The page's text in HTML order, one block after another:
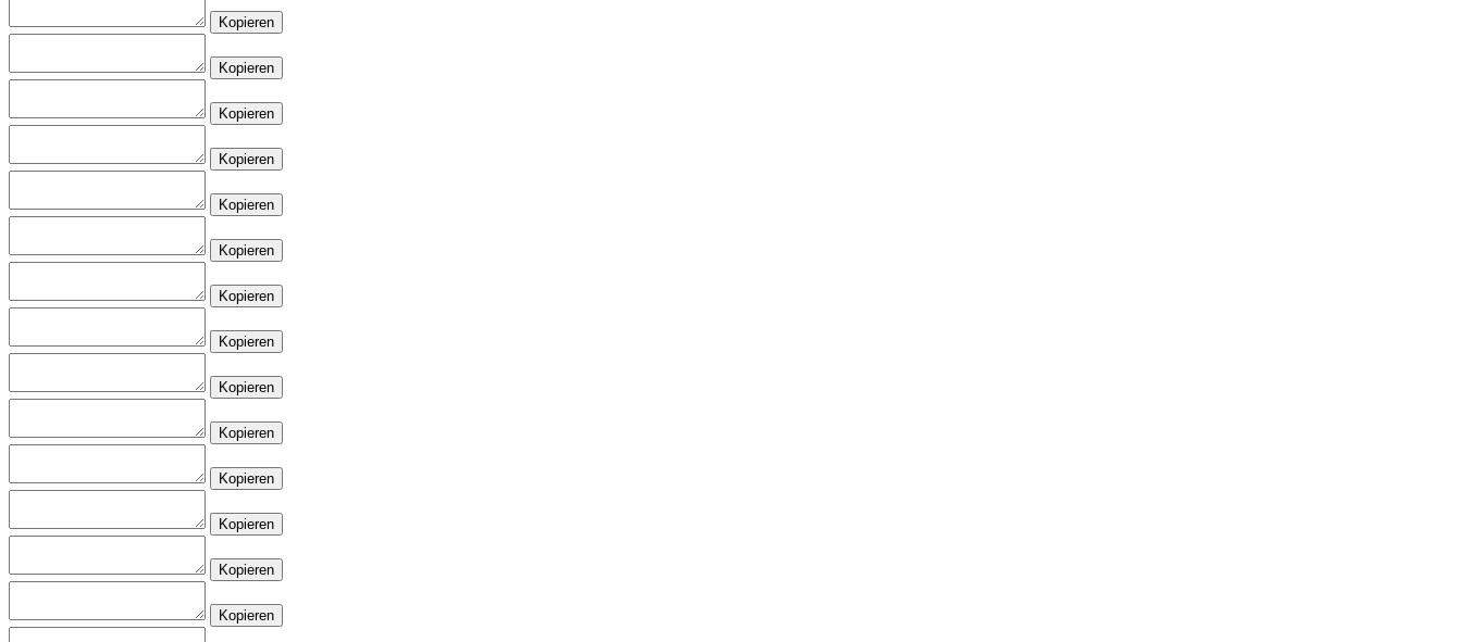
Kopieren
Kopieren
Kopieren
Kopieren
Kopieren
Kopieren
Kopieren
Kopieren
Kopieren
Kopieren
Kopieren
Kopieren
Kopieren
Kopieren